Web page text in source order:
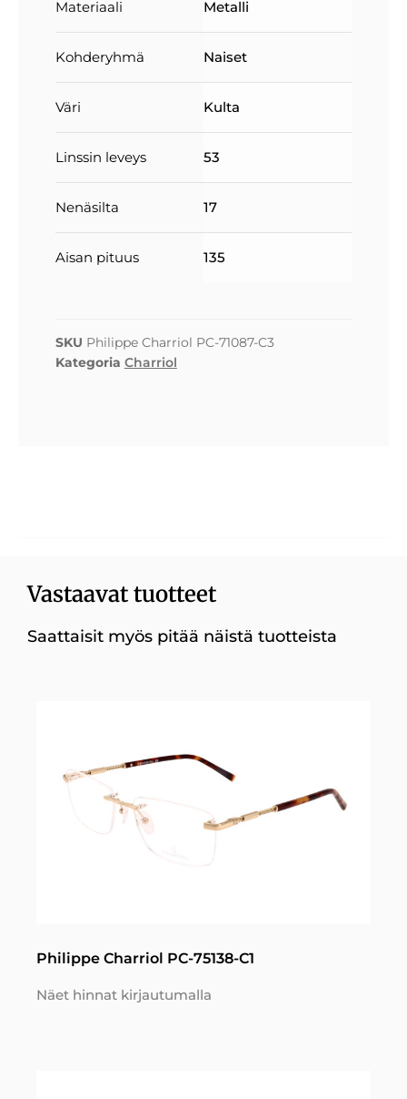
Materiaali Metalli
Kohderyhmä Naiset
Väri Kulta
Linssin leveys 53
Nenäsilta 17
Aisan pituus 135
SKU Philippe Charriol PC-71087-C3
Kategoria Charriol
Vastaavat tuotteet
Saattaisit myös pitää näistä tuotteista
Philippe Charriol PC-75138-C1
Näet hinnat kirjautumalla